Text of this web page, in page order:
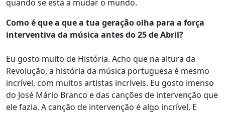
quando se está a mudar o mundo.
Como é que a que a tua geração olha para a força
interventiva da música antes do 25 de Abril?
Eu gosto muito de História. Acho que na altura da
Revolução, a história da música portuguesa é mesmo
incrível, com muitos artistas incríveis. Eu gosto imenso
do José Mário Branco e das canções de intervenção que
ele fazia. A canção de intervenção é algo incrível. E